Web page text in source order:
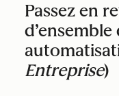
Passez en
d’ensemble
Entreprise)